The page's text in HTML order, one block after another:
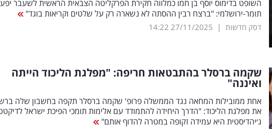
השופט בדימוס יוסף בן חמו כמלווה חקירת הפרקליטה הצבאית הראשית לשעבר
תומר-ירושלמי: "ברצח רבין ההסתה לא נשארה רק על שלטים וקריאות בוגד"
דסק חדשות |
27/11/2025
14:22
שקמה ברסלר בהתבטאות חריפה: "מפלגת הליכוד הייתה
ואיננה"
את מפלגת הליכוד: "הדרך היחידה להתמודד עם אלימות תומכי הפיכת ישראל
ג׳יהדיסטית היא עמידה זקופה במטרה להדוף אותם"